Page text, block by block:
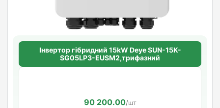
Інвертор гібридний 15kW Deye SUN-15K-
SG05LP3-EUSM2,трифазний
90 200.00/шт